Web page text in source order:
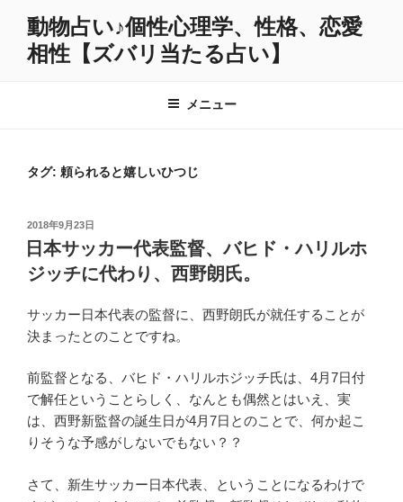
動物占い♪個性心理学、性格、恋愛
相性【ズバリ当たる占い】
メニュー
タグ: 頼られると嬉しいひつじ
投
稿
日:
2018年9月23日
日本サッカー代表監督、バヒド・ハリルホ
ジッチに代わり、西野朗氏。
サッカー日本代表の監督に、西野朗氏が就任することが
決まったとのことですね。
前監督となる、バヒド・ハリルホジッチ氏は、4月7日付
で解任ということらしく、なんとも偶然とはいえ、実
は、西野新監督の誕生日が4月7日とのことで、何か起こ
りそうな予感がしないでもない？？
さて、新生サッカー日本代表、ということになるわけで